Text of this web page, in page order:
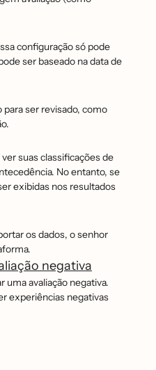
configuração só pode
ser baseado na data de
ser revisado, como
suas classificações de
No entanto, se
exibidas nos resultados
os dados, o senhor
negativa
avaliação negativa.
experiências negativas